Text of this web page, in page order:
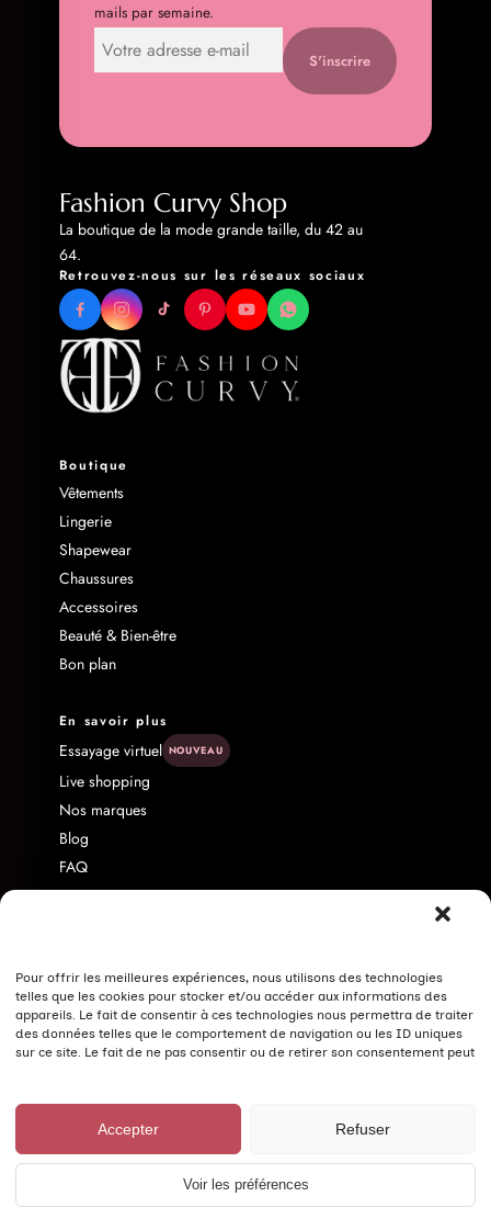
Pour offrir les meilleures expériences, nous utilisons des technologies
telles que les cookies pour stocker et/ou accéder aux informations des
appareils. Le fait de consentir à ces technologies nous permettra de traiter
des données telles que le comportement de navigation ou les ID uniques
sur ce site. Le fait de ne pas consentir ou de retirer son consentement peut
Accepter Refuser
Voir les préférences
mails par semaine.
S'inscrire
Fashion Curvy Shop
La boutique de la mode grande taille, du 42 au
64.
Retrouvez-nous sur les réseaux sociaux
Boutique
Vêtements
Lingerie
Shapewear
Chaussures
Accessoires
Beauté & Bien-être
Bon plan
En savoir plus
Essayage virtuel NOUVEAU
Live shopping
Nos marques
Blog
FAQ
Livraison & Retour
Programme d'affiliation
Politique de confidentialité
Nos conseils pour bien laver vos vêtements
© Fashion Curvy Shop 2026 · ·CGV·
Confidentialité·Cookies